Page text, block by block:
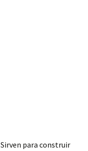
Sirven para construir